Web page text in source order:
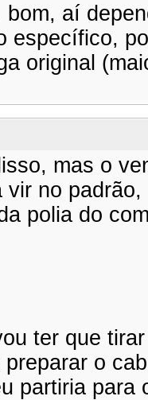
aí
específico,
original
mas o
vir no
polia do
ter que
o
partiria para